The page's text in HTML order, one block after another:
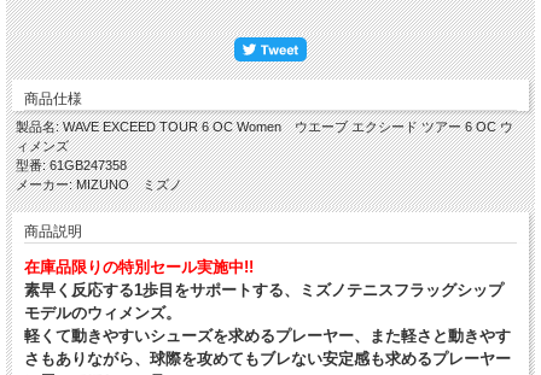
商品仕様
製品名: WAVE EXCEED TOUR 6 OC Women ウエーブ エクシード ツアー 6 OC ウ
ィメンズ
型番: 61GB247358
メーカー: MIZUNO ミズノ
商品説明
在庫品限りの特別セール実施中!!
素早く反応する1歩目をサポートする、ミズノテニスフラッグシップ
モデルのウィメンズ。
軽くて動きやすいシューズを求めるプレーヤー、また軽さと動きやす
さもありながら、球際を攻めてもブレない安定感も求めるプレーヤー